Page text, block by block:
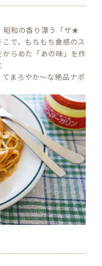
昭和の香り漂う「ザ★
で、もちもち食感のス
らめた「あの味」を作
てまろやか～な絶品ナポ